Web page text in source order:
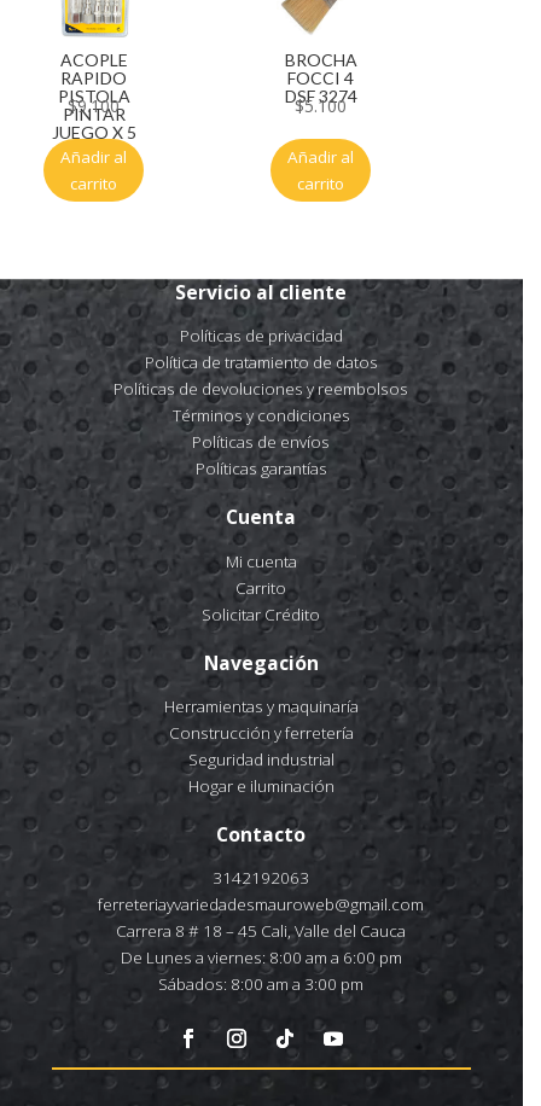
ACOPLE
RAPIDO
PISTOLA
PINTAR
JUEGO X 5
$9.100
Añadir al
carrito
BROCHA
FOCCI 4
DSF 3274
$5.100
Añadir al
carrito
Servicio al cliente
Políticas de privacidad
Política de tratamiento de datos
Políticas de devoluciones y reembolsos
Términos y condiciones
Políticas de envíos
Políticas garantías
Cuenta
Mi cuenta
Carrito
Solicitar Crédito
Navegación
Herramientas y maquinaría
Construcción y ferretería
Seguridad industrial
Hogar e iluminación
Contacto
3142192063
ferreteriayvariedadesmauroweb@gmail.com
Carrera 8 # 18 – 45 Cali, Valle del Cauca
De Lunes a viernes: 8:00 am a 6:00 pm
Sábados: 8:00 am a 3:00 pm